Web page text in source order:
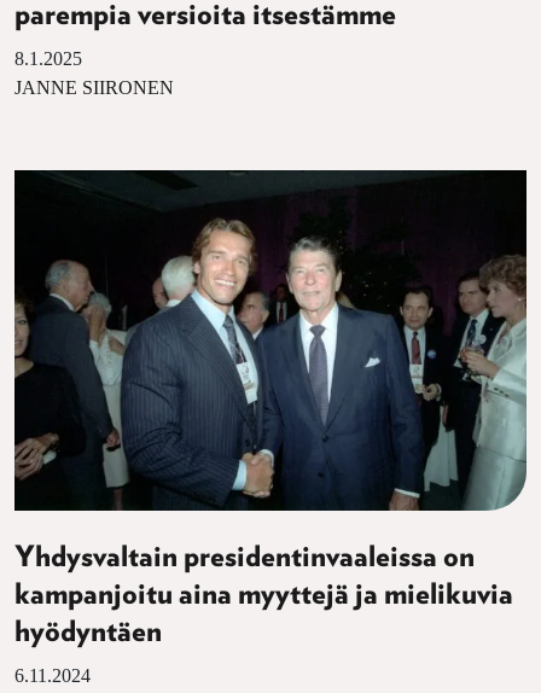
parempia versioita itsestämme
8.1.2025
JANNE SIIRONEN
Yhdysvaltain presidentinvaaleissa on
kampanjoitu aina myyttejä ja mielikuvia
hyödyntäen
6.11.2024